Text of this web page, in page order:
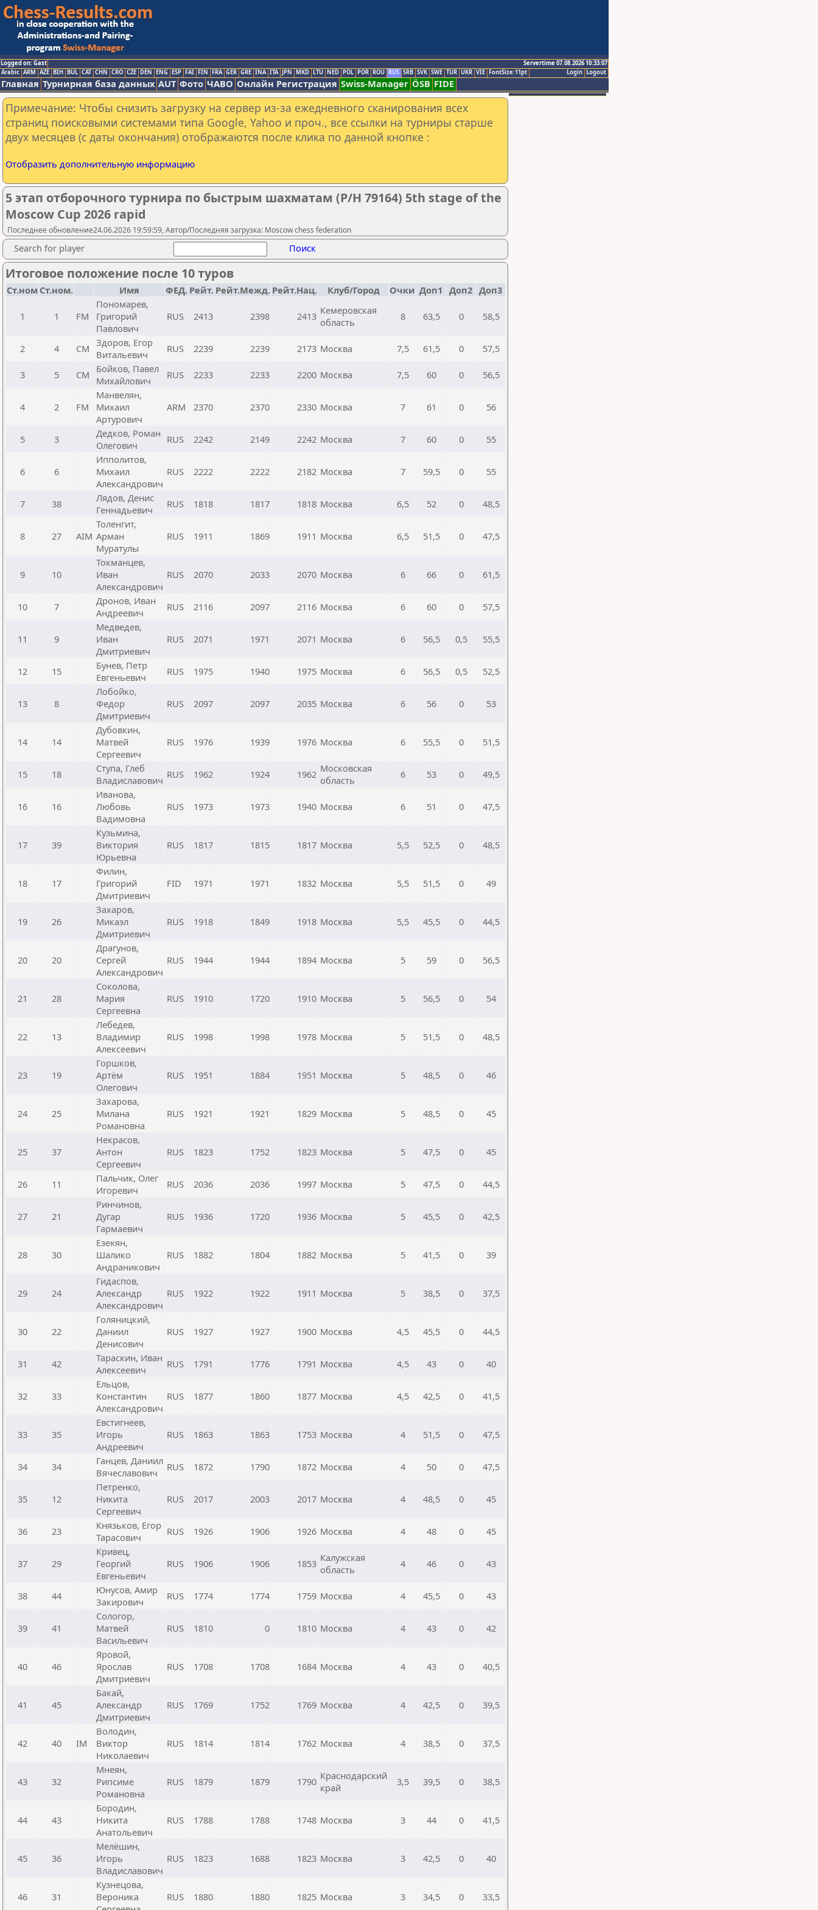
Logged on: Gast
Servertime 07.08.2026 10:33:07
Logout
Login
Arabic ARM AZE BIH BUL CAT CHN CRO CZE DEN ENG ESP FAI FIN FRA GER GRE INA ITA JPN MKD LTU NED POL POR ROU RUS SRB SVK SWE TUR UKR VIE FontSize:11pt
Главная Турнирная база данных AUT Фото ЧАВО Онлайн Регистрация Swiss-Manager ÖSB FIDE
Примечание: Чтобы снизить загрузку на сервер из-за ежедневного сканирования всех
страниц поисковыми системами типа Google, Yahoo и проч., все ссылки на турниры старше
двух месяцев (с даты окончания) отображаются после клика по данной кнопке :
Отобразить дополнительную информацию
5 этап отборочного турнира по быстрым шахматам (Р/Н 79164) 5th stage of the
Moscow Cup 2026 rapid
Последнее обновление24.06.2026 19:59:59, Автор/Последняя загрузка: Moscow chess federation
Search for player Поиск
Итоговое положение после 10 туров
Ст.ном Ст.ном. Имя ФЕД. Рейт. Рейт.Межд. Рейт.Нац. Клуб/Город Очки Доп1 Доп2 Доп3
1 1 FM
Пономарев,
Григорий
Павлович
RUS 2413 2398 2413 Кемеровская
область
8 63,5 0 58,5
2 4 CM Здоров, Егор
Витальевич
RUS 2239 2239 2173 Москва 7,5 61,5 0 57,5
3 5 CM
Бойков, Павел
Михайлович
RUS 2233 2233 2200 Москва 7,5 60 0 56,5
4 2 FM
Манвелян,
Михаил
Артурович
ARM 2370 2370 2330 Москва 7 61 0 56
5 3
Дедков, Роман
Олегович
RUS 2242 2149 2242 Москва 7 60 0 55
6 6
Ипполитов,
Михаил
Александрович
RUS 2222 2222 2182 Москва 7 59,5 0 55
7 38
Лядов, Денис
Геннадьевич
RUS 1818 1817 1818 Москва 6,5 52 0 48,5
8 27 AIM
Толенгит,
Арман
Муратулы
RUS 1911 1869 1911 Москва 6,5 51,5 0 47,5
9 10
Токманцев,
Иван
Александрович
RUS 2070 2033 2070 Москва 6 66 0 61,5
10 7
Дронов, Иван
Андреевич
RUS 2116 2097 2116 Москва 6 60 0 57,5
11 9
Медведев,
Иван
Дмитриевич
RUS 2071 1971 2071 Москва 6 56,5 0,5 55,5
12 15
Бунев, Петр
Евгеньевич
RUS 1975 1940 1975 Москва 6 56,5 0,5 52,5
13 8
Лобойко,
Федор
Дмитриевич
RUS 2097 2097 2035 Москва 6 56 0 53
14 14
Дубовкин,
Матвей
Сергеевич
RUS 1976 1939 1976 Москва 6 55,5 0 51,5
15 18
Ступа, Глеб
Владиславович RUS 1962 1924 1962 Московская
область
6 53 0 49,5
16 16
Иванова,
Любовь
Вадимовна
RUS 1973 1973 1940 Москва 6 51 0 47,5
17 39
Кузьмина,
Виктория
Юрьевна
RUS 1817 1815 1817 Москва 5,5 52,5 0 48,5
18 17
Филин,
Григорий
Дмитриевич
FID 1971 1971 1832 Москва 5,5 51,5 0 49
19 26
Захаров,
Микаэл
Дмитриевич
RUS 1918 1849 1918 Москва 5,5 45,5 0 44,5
20 20
Драгунов,
Сергей
Александрович
RUS 1944 1944 1894 Москва 5 59 0 56,5
21 28
Соколова,
Мария
Сергеевна
RUS 1910 1720 1910 Москва 5 56,5 0 54
22 13
Лебедев,
Владимир
Алексеевич
RUS 1998 1998 1978 Москва 5 51,5 0 48,5
23 19
Горшков,
Артём
Олегович
RUS 1951 1884 1951 Москва 5 48,5 0 46
24 25
Захарова,
Милана
Романовна
RUS 1921 1921 1829 Москва 5 48,5 0 45
25 37
Некрасов,
Антон
Сергеевич
RUS 1823 1752 1823 Москва 5 47,5 0 45
26 11
Пальчик, Олег
Игоревич
RUS 2036 2036 1997 Москва 5 47,5 0 44,5
27 21
Ринчинов,
Дугар
Гармаевич
RUS 1936 1720 1936 Москва 5 45,5 0 42,5
28 30
Езекян,
Шалико
Андраникович
RUS 1882 1804 1882 Москва 5 41,5 0 39
29 24
Гидаспов,
Александр
Александрович
RUS 1922 1922 1911 Москва 5 38,5 0 37,5
30 22
Голяницкий,
Даниил
Денисович
RUS 1927 1927 1900 Москва 4,5 45,5 0 44,5
31 42
Тараскин, Иван
Алексеевич
RUS 1791 1776 1791 Москва 4,5 43 0 40
32 33
Ельцов,
Константин
Александрович
RUS 1877 1860 1877 Москва 4,5 42,5 0 41,5
33 35
Евстигнеев,
Игорь
Андреевич
RUS 1863 1863 1753 Москва 4 51,5 0 47,5
34 34
Ганцев, Даниил
Вячеславович
RUS 1872 1790 1872 Москва 4 50 0 47,5
35 12
Петренко,
Никита
Сергеевич
RUS 2017 2003 2017 Москва 4 48,5 0 45
36 23
Князьков, Егор
Тарасович
RUS 1926 1906 1926 Москва 4 48 0 45
37 29
Кривец,
Георгий
Евгеньевич
RUS 1906 1906 1853 Калужская
область
4 46 0 43
38 44
Юнусов, Амир
Закирович
RUS 1774 1774 1759 Москва 4 45,5 0 43
39 41
Сологор,
Матвей
Васильевич
RUS 1810 0 1810 Москва 4 43 0 42
40 46
Яровой,
Ярослав
Дмитриевич
RUS 1708 1708 1684 Москва 4 43 0 40,5
41 45
Бакай,
Александр
Дмитриевич
RUS 1769 1752 1769 Москва 4 42,5 0 39,5
42 40 IM
Володин,
Виктор
Николаевич
RUS 1814 1814 1762 Москва 4 38,5 0 37,5
43 32
Мнеян,
Рипсиме
Романовна
RUS 1879 1879 1790 Краснодарский
край
3,5 39,5 0 38,5
44 43
Бородин,
Никита
Анатольевич
RUS 1788 1788 1748 Москва 3 44 0 41,5
45 36
Мелёшин,
Игорь
Владиславович
RUS 1823 1688 1823 Москва 3 42,5 0 40
46 31
Кузнецова,
Вероника
RUS 1880 1880 1825 Москва 3 34,5 0 33,5